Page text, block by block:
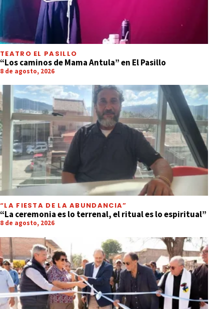
TEATRO EL PASILLO
“Los caminos de Mama Antula” en El Pasillo
8 de agosto, 2026
“LA FIESTA DE LA ABUNDANCIA”
“La ceremonia es lo terrenal, el ritual es lo espiritual”
8 de agosto, 2026